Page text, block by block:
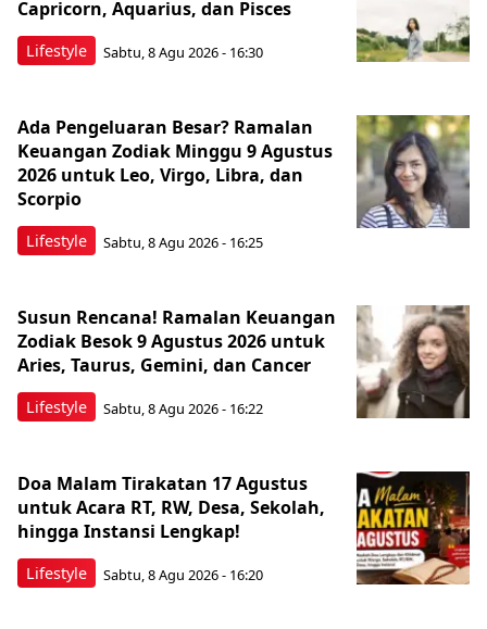
Lifestyle
Capricorn, Aquarius, dan Pisces
Sabtu, 8 Agu 2026 - 16:30
Lifestyle
Ada Pengeluaran Besar? Ramalan
Keuangan Zodiak Minggu 9 Agustus
2026 untuk Leo, Virgo, Libra, dan
Scorpio
Sabtu, 8 Agu 2026 - 16:25
Lifestyle
Susun Rencana! Ramalan Keuangan
Zodiak Besok 9 Agustus 2026 untuk
Aries, Taurus, Gemini, dan Cancer
Sabtu, 8 Agu 2026 - 16:22
Lifestyle
Doa Malam Tirakatan 17 Agustus
untuk Acara RT, RW, Desa, Sekolah,
hingga Instansi Lengkap!
Sabtu, 8 Agu 2026 - 16:20